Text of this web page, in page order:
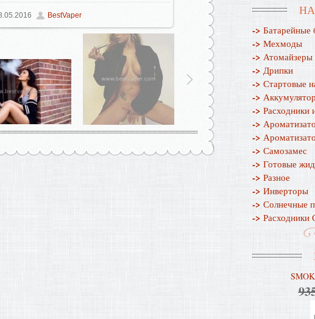
BestVaper
-> Батарейные
-> Мехмоды
-> Атомайзеры
-> Дрипки
-> Стартовые
->
-> Расходники
->
->
-> Самозамес
-> Готовые
-> Разное
-> Инверторы
-> Солнечные
->